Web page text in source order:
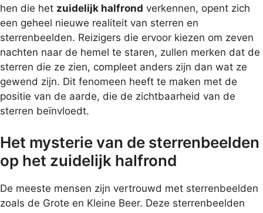
hen die het zuidelijk halfrond verkennen, opent zich
een geheel nieuwe realiteit van sterren en
sterrenbeelden. Reizigers die ervoor kiezen om zeven
nachten naar de hemel te staren, zullen merken dat de
sterren die ze zien, compleet anders zijn dan wat ze
gewend zijn. Dit fenomeen heeft te maken met de
positie van de aarde, die de zichtbaarheid van de
sterren beïnvloedt.
Het mysterie van de sterrenbeelden
op het zuidelijk halfrond
De meeste mensen zijn vertrouwd met sterrenbeelden
zoals de Grote en Kleine Beer. Deze sterrenbeelden